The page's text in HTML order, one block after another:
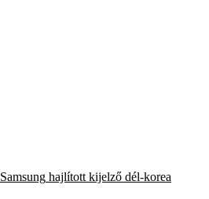
Samsung hajlított kijelző dél-korea